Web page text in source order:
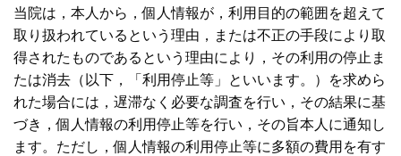
当院は，本人から，個人情報が，利用目的の範囲を超えて
取り扱われているという理由，または不正の手段により取
得されたものであるという理由により，その利用の停止ま
たは消去（以下，「利用停止等」といいます。）を求めら
れた場合には，遅滞なく必要な調査を行い，その結果に基
づき，個人情報の利用停止等を行い，その旨本人に通知し
ます。ただし，個人情報の利用停止等に多額の費用を有す